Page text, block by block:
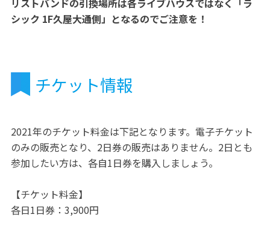
リストバンドの引換場所は各ライブハウスではなく「ラ
シック 1F久屋大通側」となるのでご注意を！
チケット情報
2021年のチケット料金は下記となります。電子チケット
のみの販売となり、2日券の販売はありません。2日とも
参加したい方は、各自1日券を購入しましょう。
【チケット料金】
各日1日券：3,900円